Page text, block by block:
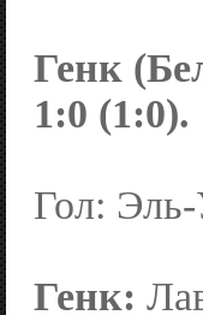
Генк
1:0 (1:0).
Гол:
Генк: